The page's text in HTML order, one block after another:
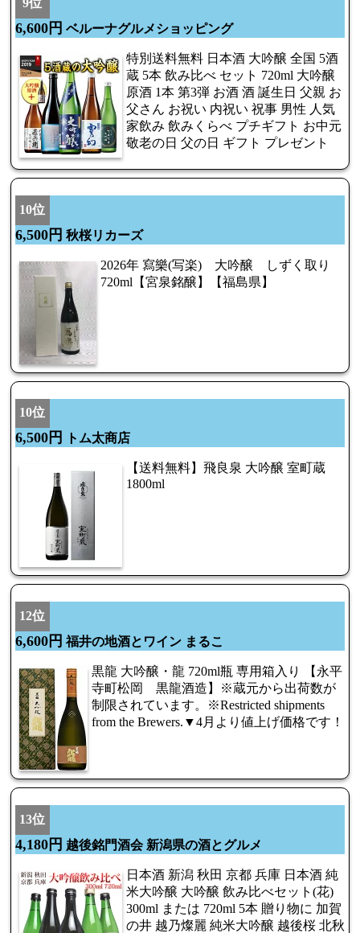
6,600円 ベルーナグルメショッピング
特別送料無料 日本酒 大吟醸 全国 5酒
蔵 5本 飲み比べ セット 720ml 大吟醸
原酒 1本 第3弾 お酒 酒 誕生日 父親 お
父さん お祝い 内祝い 祝事 男性 人気
家飲み 飲みくらべ プチギフト お中元
敬老の日 父の日 ギフト プレゼント
10位
6,500円 秋桜リカーズ
2026年 寫樂(写楽) 大吟醸 しずく取り
720ml【宮泉銘醸】【福島県】
10位
6,500円 トム太商店
【送料無料】飛良泉 大吟醸 室町蔵
1800ml
12位
6,600円 福井の地酒とワイン まるこ
黒龍 大吟醸・龍 720ml瓶 専用箱入り 【永平
寺町松岡 黒龍酒造】※蔵元から出荷数が
制限されています。※Restricted shipments
from the Brewers.▼4月より値上げ価格です！
13位
4,180円 越後銘門酒会 新潟県の酒とグルメ
日本酒 新潟 秋田 京都 兵庫 日本酒 純
米大吟醸 大吟醸 飲み比べセット(花)
300ml または 720ml 5本 贈り物に 加賀
の井 越乃燦麗 純米大吟醸 越後桜 北秋